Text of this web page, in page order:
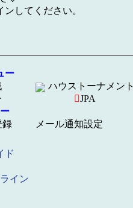
してください。
ー
ハウストーナメント
JPA
録 メール通知設定
ド
イン